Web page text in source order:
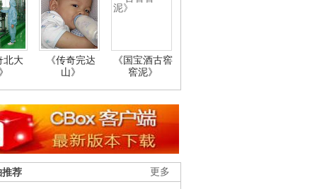
北大
《传奇完达
山》
《国宝酒古窖
窖泥》
更多
推荐